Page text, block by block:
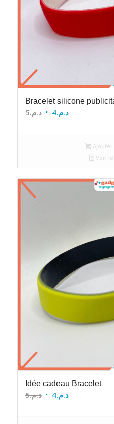
Bracelet silicone
د.م.5
Le
د.م.4
Le
Ajouter
Voir
Idée cadeau Bracelet
د.م.5
Le
د.م.4
Le